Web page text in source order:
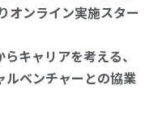
ンライン実施スター
キャリアを考える、
ルベンチャーとの協業